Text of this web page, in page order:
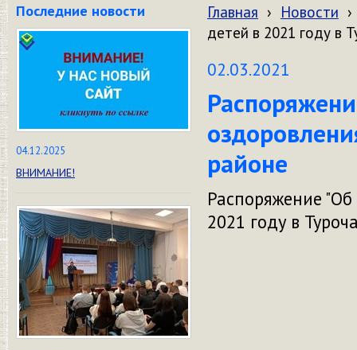
Последние новости
04.12.2025
ВНИМАНИЕ!
Главная › Новости ›
детей в 2021 году в
02.03.2021
районе
Распоряжение
2021 году в